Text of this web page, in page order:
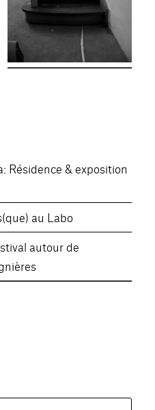
Résidence & exposition
au Labo
autour de